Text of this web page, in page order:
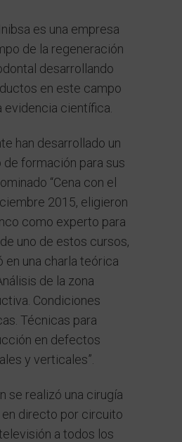
es una empresa
de la regeneración
desarrollando
en este campo
evidencia científica.
han desarrollado un
de formación para sus
“Cena con el
2015, eligieron
como experto para
uno de estos cursos,
en una charla teórica
de la zona
Condiciones
Técnicas para
en defectos
y verticales”.
se realizó una cirugía
directo por circuito
a todos los